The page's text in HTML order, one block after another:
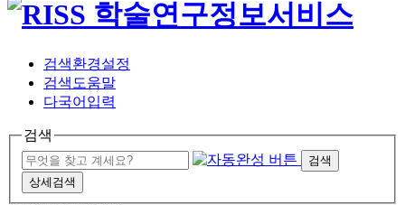
검색환경설정
검색도움말
다국어입력
검색
검색
상세검색